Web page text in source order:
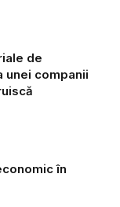
de
unei companii
în